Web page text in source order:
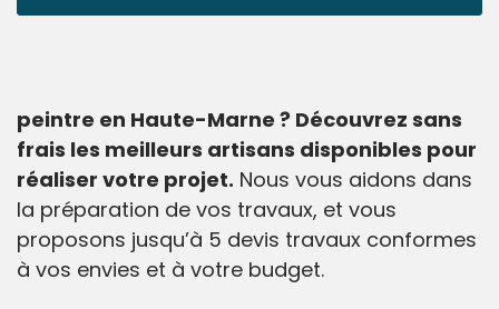
peintre en Haute-Marne ? Découvrez sans
frais les meilleurs artisans disponibles pour
réaliser votre projet. Nous vous aidons dans
la préparation de vos travaux, et vous
proposons jusqu’à 5 devis travaux conformes
à vos envies et à votre budget.